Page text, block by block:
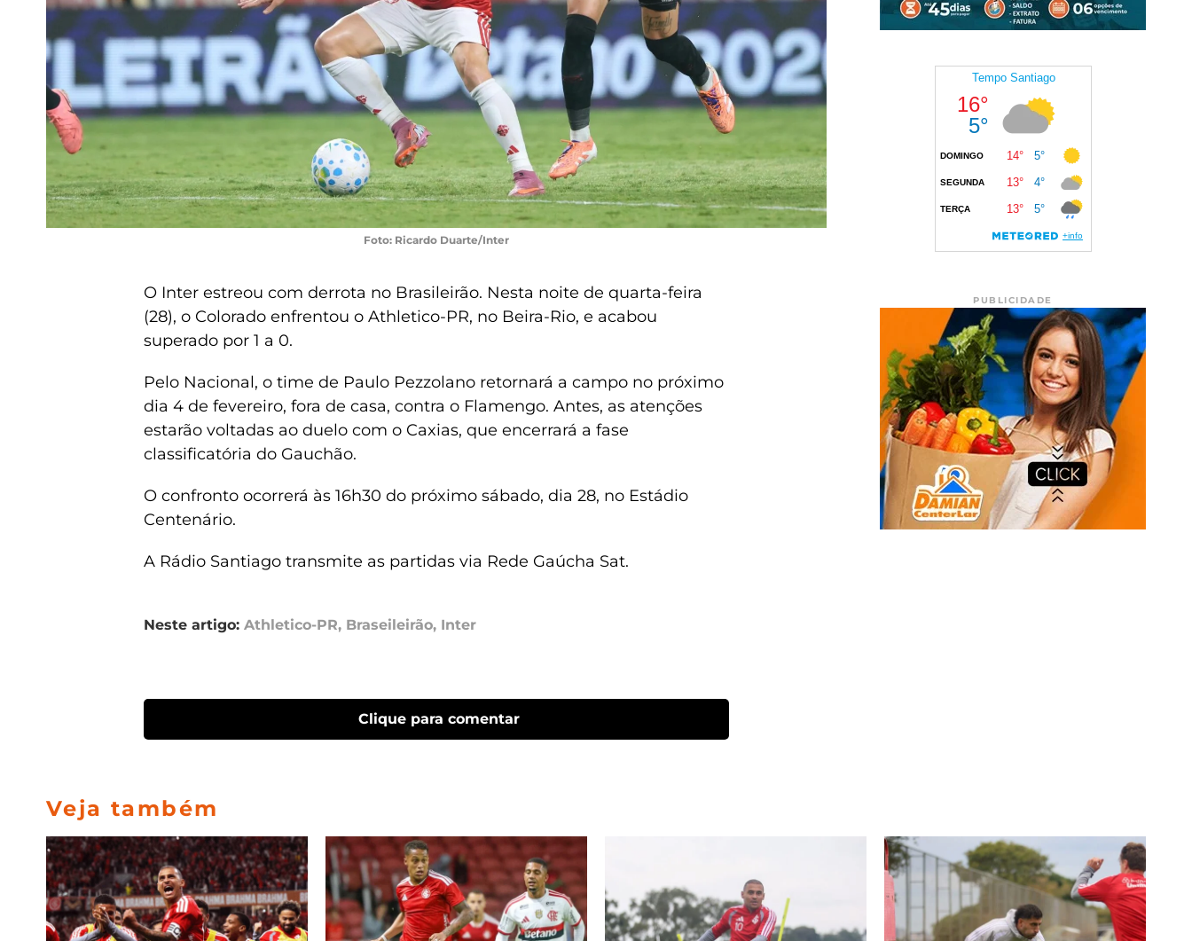
Foto: Ricardo Duarte/Inter
O Inter estreou com derrota no Brasileirão. Nesta noite de quarta-feira
(28), o Colorado enfrentou o Athletico-PR, no Beira-Rio, e acabou
superado por 1 a 0.
Pelo Nacional, o time de Paulo Pezzolano retornará a campo no próximo
dia 4 de fevereiro, fora de casa, contra o Flamengo. Antes, as atenções
estarão voltadas ao duelo com o Caxias, que encerrará a fase
classificatória do Gauchão.
O confronto ocorrerá às 16h30 do próximo sábado, dia 28, no Estádio
Centenário.
A Rádio Santiago transmite as partidas via Rede Gaúcha Sat.
Neste artigo: Athletico-PR, Braseileirão, Inter
Clique para comentar
PUBLICIDADE
Veja também